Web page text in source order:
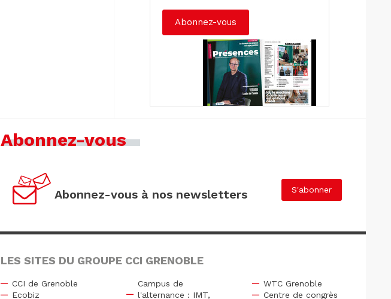
Abonnez-vous
Abonnez-vous
Abonnez-vous à nos newsletters S'abonner
LES SITES DU GROUPE CCI GRENOBLE
CCI de Grenoble
Ecobiz
Campus de
l'alternance : IMT,
WTC Grenoble
Centre de congrès